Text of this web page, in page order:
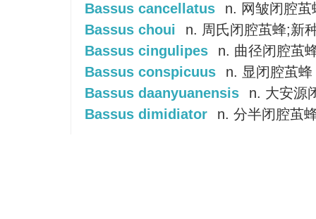
Bassus cancellatus
n. 网皱闭腔茧
Bassus choui
n. 周氏闭腔茧蜂;新
Bassus cingulipes
n. 曲径闭腔茧
Bassus conspicuus
n. 显闭腔茧蜂
Bassus daanyuanensis
n. 大安源
Bassus dimidiator
n. 分半闭腔茧